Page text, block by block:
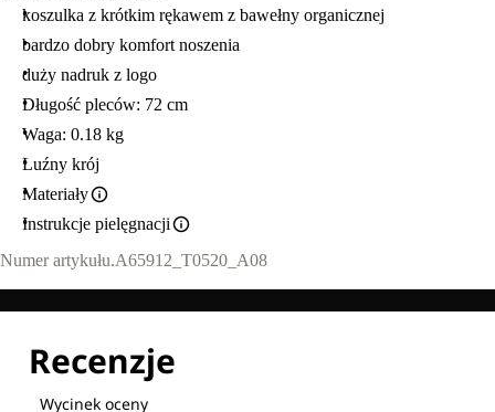
koszulka z krótkim rękawem z bawełny organicznej
bardzo dobry komfort noszenia
duży nadruk z logo
Długość pleców: 72 cm
Waga: 0.18 kg
Luźny krój
Materiały
Instrukcje pielęgnacji
Numer artykułu.A65912_T0520_A08